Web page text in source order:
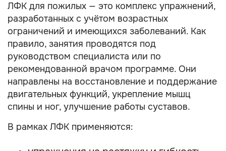
ЛФК для пожилых — это комплекс упражнений,
разработанных с учётом возрастных
ограничений и имеющихся заболеваний. Как
правило, занятия проводятся под
руководством специалиста или по
рекомендованной врачом программе. Они
направлены на восстановление и поддержание
двигательных функций, укрепление мышц
спины и ног, улучшение работы суставов.
В рамках ЛФК применяются: